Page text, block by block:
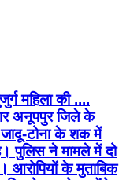
महिला की ....
अनूपपुर जिले के
जादू-टोना के शक में
पुलिस ने मामले में दो
आरोपियों के मुताबिक